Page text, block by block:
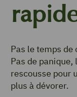
Pas le temps de
Pas de
rescousse pour
plus à dévorer.